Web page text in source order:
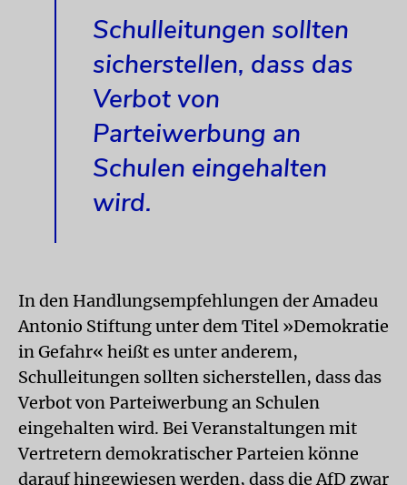
Schulleitungen sollten
sicherstellen, dass das
Verbot von
Parteiwerbung an
Schulen eingehalten
wird.
In den Handlungsempfehlungen der Amadeu
Antonio Stiftung unter dem Titel »Demokratie
in Gefahr« heißt es unter anderem,
Schulleitungen sollten sicherstellen, dass das
Verbot von Parteiwerbung an Schulen
eingehalten wird. Bei Veranstaltungen mit
Vertretern demokratischer Parteien könne
darauf hingewiesen werden, dass die AfD zwar